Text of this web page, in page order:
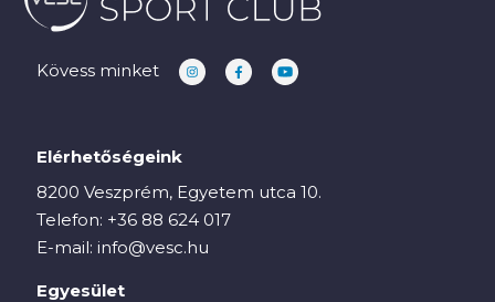
Kövess minket
Elérhetőségeink
8200 Veszprém, Egyetem utca 10.
Telefon: +36 88 624 017
E-mail: info@vesc.hu
Egyesület